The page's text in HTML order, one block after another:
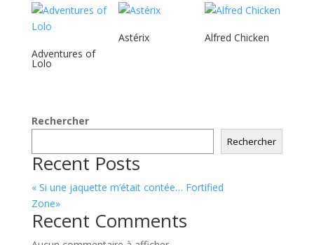
Adventures of
Lolo
Astérix Alfred Chicken
Rechercher
Rechercher
Recent Posts
« Si une jaquette m’était contée… Fortified
Zone»
Recent Comments